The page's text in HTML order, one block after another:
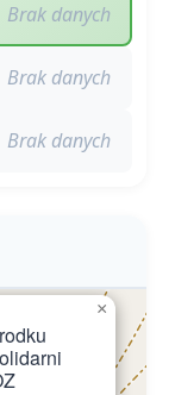
Brak danych
Brak danych
Brak danych
×